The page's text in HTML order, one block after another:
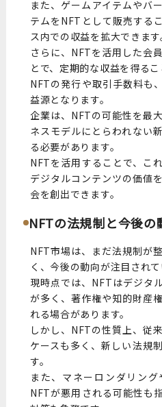
また、ゲームアイテムやバ
テムをNFTとして販売する
ス内での収益を拡大できます
さらに、NFTを活用した会
とで、定期的な収益を得るこ
NFTの発行や取引手数料も
益源となります。
企業は、NFTの可能性を最
ネスモデルにとらわれない
る必要があります。
NFTを活用することで、こ
デジタルコンテンツの価値
会を創出できます。
NFTの法規制と今後の
NFT市場は、まだ法規制が
く、今後の動向が注目されて
現時点では、NFTはデジタ
が多く、著作権や知的財産
れる場合があります。
しかし、NFTの性質上、従
ケースも多く、新しい法規
す。
また、マネーロンダリン
NFTが悪用される可能性も